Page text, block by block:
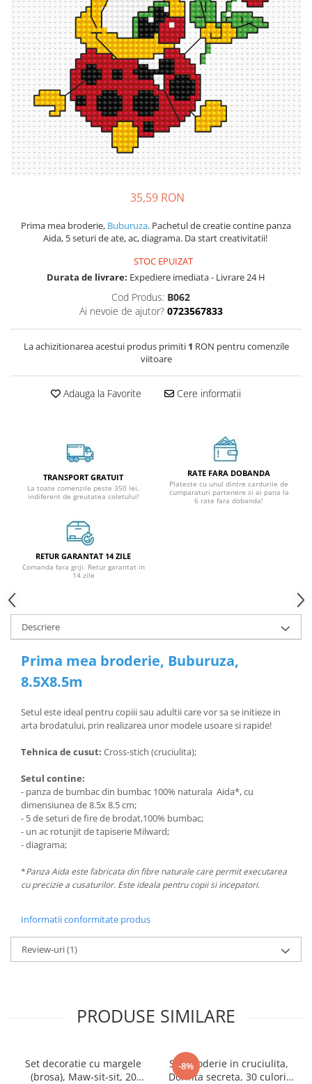
35,59 RON
Prima mea broderie, Buburuza. Pachetul de creatie contine panza
Aida, 5 seturi de ate, ac, diagrama. Da start creativitatii!
STOC EPUIZAT
Durata de livrare: Expediere imediata - Livrare 24 H
Cod Produs: B062
Ai nevoie de ajutor? 0723567833
La achizitionarea acestui produs primiti 1 RON pentru comenzile
viitoare
Adauga la Favorite Cere informatii
TRANSPORT GRATUIT
La toate comenzile peste 350 lei,
indiferent de greutatea coletului!
RATE FARA DOBANDA
Plateste cu unul dintre cardurile de
cumparaturi partenere si ai pana la
6 rate fara dobanda!
RETUR GARANTAT 14 ZILE
Comanda fara griji. Retur garantat in
14 zile
Descriere
Prima mea broderie, Buburuza,
8.5X8.5m
Setul este ideal pentru copiii sau adultii care vor sa se initieze in
arta brodatului, prin realizarea unor modele usoare si rapide!
Tehnica de cusut: Cross-stich (cruciulita);
Setul contine:
- panza de bumbac din bumbac 100% naturala Aida*, cu
dimensiunea de 8.5x 8.5 cm;
- 5 de seturi de fire de brodat,100% bumbac;
- un ac rotunjit de tapiserie Milward;
- diagrama;
*Panza Aida este fabricata din fibre naturale care permit executarea
cu precizie a cusaturilor. Este ideala pentru copii si incepatori.
Informatii conformitate produs
Review-uri(1)
PRODUSE SIMILARE
Set decoratie cu margele
(brosa), Maw-sit-sit, 20
-8%
Set broderie in cruciulita,
Dorinta secreta, 30 culori,